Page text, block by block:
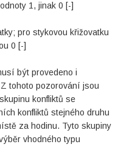
1, jinak 0 [-]
stykovou křižovatku
0 [-]
být provedeno i
tohoto pozorování jsou
konfliktů se
konfliktů stejného druhu
za hodinu. Tyto skupiny
vhodného typu